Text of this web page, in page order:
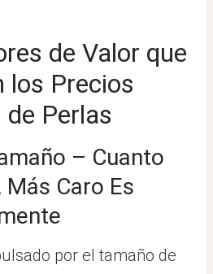
de Valor que
los Precios
Perlas
– Cuanto
Más Caro Es
por el tamaño de